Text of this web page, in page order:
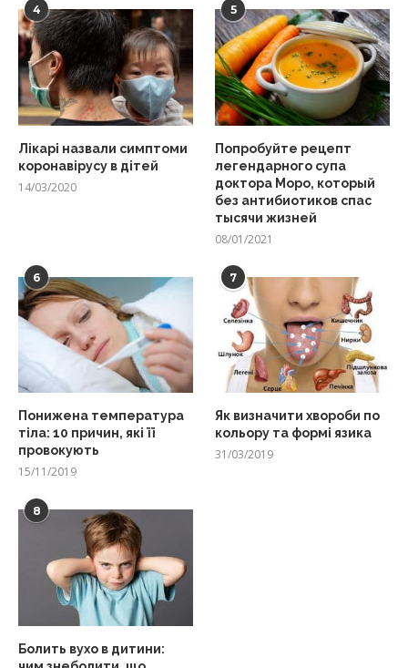
4
Лікарі назвали симптоми
коронавірусу в дітей
14/03/2020
5
Попробуйте рецепт
легендарного супа
доктора Моро, который
без антибиотиков спас
тысячи жизней
08/01/2021
6
Понижена температура
тіла: 10 причин, які її
провокують
15/11/2019
7
Як визначити хвороби по
кольору та формі язика
31/03/2019
8
Болить вухо в дитини: